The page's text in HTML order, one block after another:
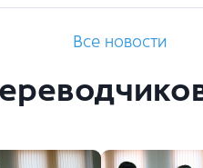
Все новости